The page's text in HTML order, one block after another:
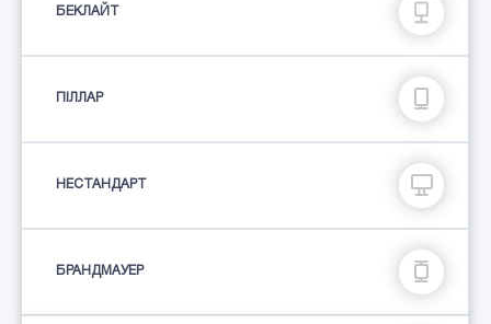
БЕКЛАЙТ
ПIЛЛАР
НЕСТАНДАРТ
БРАНДМАУЕР